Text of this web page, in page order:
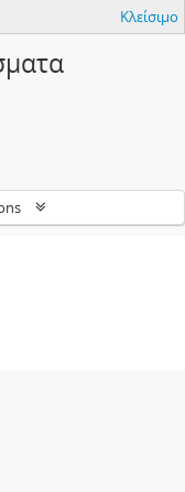
Κλείσιμο